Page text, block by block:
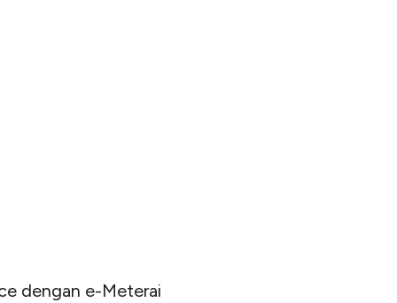
dengan e-Meterai